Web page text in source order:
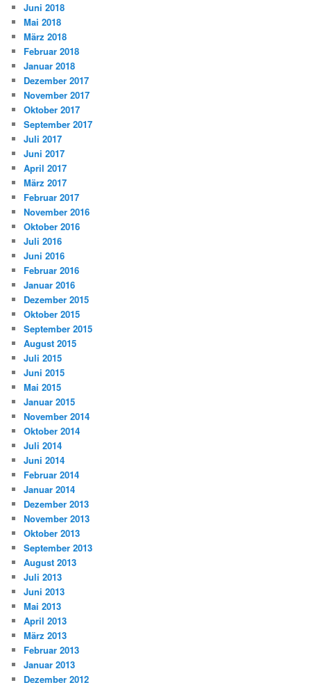
Juni 2018
Mai 2018
März 2018
Februar 2018
Januar 2018
Dezember 2017
November 2017
Oktober 2017
September 2017
Juli 2017
Juni 2017
April 2017
März 2017
Februar 2017
November 2016
Oktober 2016
Juli 2016
Juni 2016
Februar 2016
Januar 2016
Dezember 2015
Oktober 2015
September 2015
August 2015
Juli 2015
Juni 2015
Mai 2015
Januar 2015
November 2014
Oktober 2014
Juli 2014
Juni 2014
Februar 2014
Januar 2014
Dezember 2013
November 2013
Oktober 2013
September 2013
August 2013
Juli 2013
Juni 2013
Mai 2013
April 2013
März 2013
Februar 2013
Januar 2013
Dezember 2012